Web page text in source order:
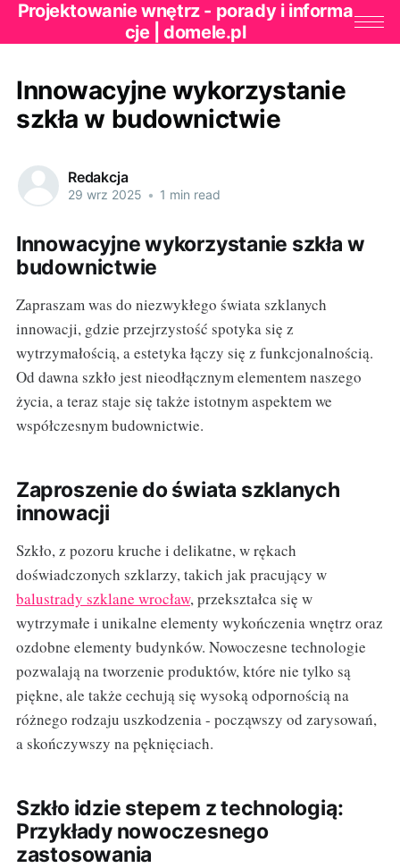
Projektowanie wnętrz - porady i informa
cje | domele.pl
Innowacyjne wykorzystanie
szkła w budownictwie
Redakcja
29 wrz 2025 • 1 min read
Innowacyjne wykorzystanie szkła w
budownictwie
Zapraszam was do niezwykłego świata szklanych
innowacji, gdzie przejrzystość spotyka się z
wytrzymałością, a estetyka łączy się z funkcjonalnością.
Od dawna szkło jest nieodłącznym elementem naszego
życia, a teraz staje się także istotnym aspektem we
współczesnym budownictwie.
Zaproszenie do świata szklanych
innowacji
Szkło, z pozoru kruche i delikatne, w rękach
doświadczonych szklarzy, takich jak pracujący w
balustrady szklane wrocław, przekształca się w
wytrzymałe i unikalne elementy wykończenia wnętrz oraz
ozdobne elementy budynków. Nowoczesne technologie
pozwalają na tworzenie produktów, które nie tylko są
piękne, ale także cechują się wysoką odpornością na
różnego rodzaju uszkodzenia - począwszy od zarysowań,
a skończywszy na pęknięciach.
Szkło idzie stepem z technologią:
Przykłady nowoczesnego
zastosowania